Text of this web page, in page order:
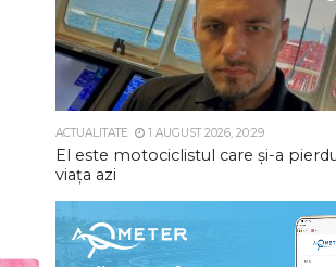
ACTUALITATE 1 AUGUST 2026, 20:29
El este motociclistul care și-a
viața azi